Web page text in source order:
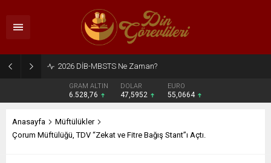
2026 DİB-MBSTS Ne Zaman?
GRAM ALTIN
6.528,76
DOLAR
47,5952
EURO
55,0664
Anasayfa
Müftülükler
Çorum Müftülüğü, TDV “Zekat ve Fitre Bağış Stant”ı Açtı.